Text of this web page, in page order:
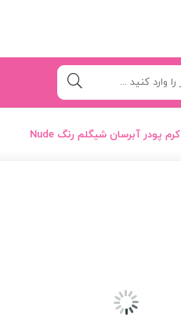
کرم پودر آبرسان شیگلم رنگ Nude